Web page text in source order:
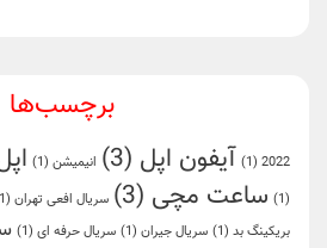
برچسب‌ها
2022
(1) آیفون اپل (3) انیمیشن (1)
(1)
ساعت مچی (3) سریال افعی تهران (1)
بریکینگ بد (1) سریال جیران (1) سریال حرفه ای (1)